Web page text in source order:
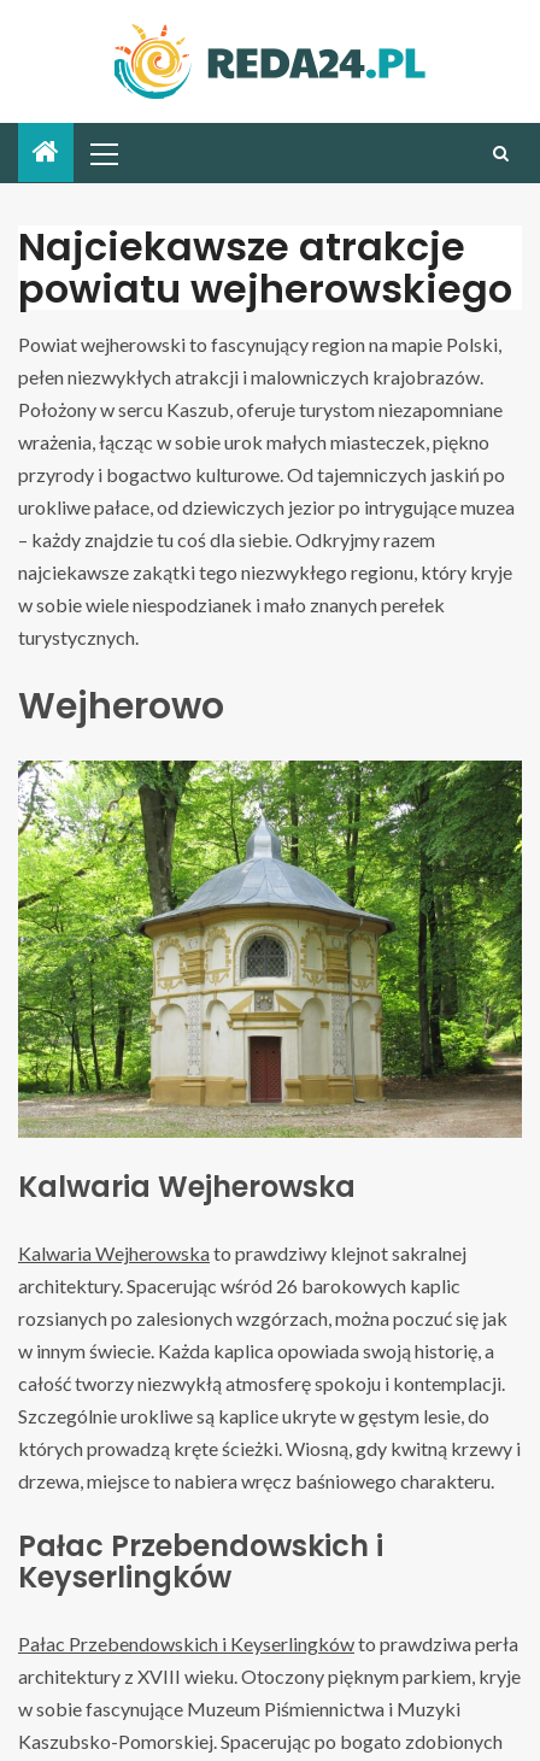
Najciekawsze atrakcje
powiatu wejherowskiego
Powiat wejherowski to fascynujący region na mapie Polski,
pełen niezwykłych atrakcji i malowniczych krajobrazów.
Położony w sercu Kaszub, oferuje turystom niezapomniane
wrażenia, łącząc w sobie urok małych miasteczek, piękno
przyrody i bogactwo kulturowe. Od tajemniczych jaskiń po
urokliwe pałace, od dziewiczych jezior po intrygujące muzea
– każdy znajdzie tu coś dla siebie. Odkryjmy razem
najciekawsze zakątki tego niezwykłego regionu, który kryje
w sobie wiele niespodzianek i mało znanych perełek
turystycznych.
Wejherowo
Kalwaria Wejherowska
Kalwaria Wejherowskato prawdziwy klejnot sakralnej
architektury. Spacerując wśród 26 barokowych kaplic
rozsianych po zalesionych wzgórzach, można poczuć się jak
w innym świecie. Każda kaplica opowiada swoją historię, a
całość tworzy niezwykłą atmosferę spokoju i kontemplacji.
Szczególnie urokliwe są kaplice ukryte w gęstym lesie, do
których prowadzą kręte ścieżki. Wiosną, gdy kwitną krzewy i
drzewa, miejsce to nabiera wręcz baśniowego charakteru.
Pałac Przebendowskich i
Keyserlingków
Pałac Przebendowskich i Keyserlingkówto prawdziwa perła
architektury z XVIII wieku. Otoczony pięknym parkiem, kryje
w sobie fascynujące Muzeum Piśmiennictwa i Muzyki
Kaszubsko-Pomorskiej. Spacerując po bogato zdobionych